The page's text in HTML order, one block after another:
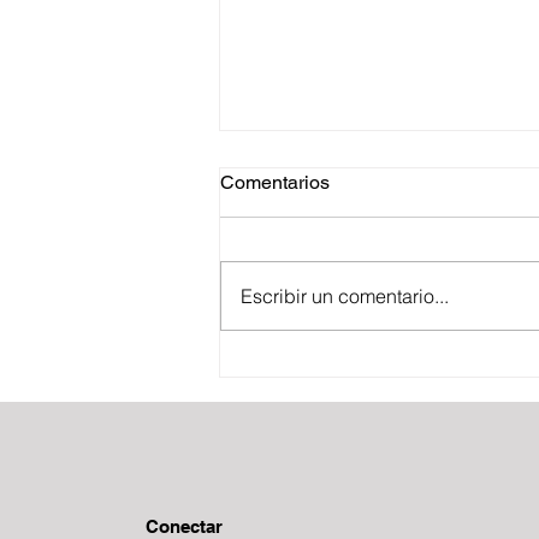
Comentarios
Escribir un comentario...
Conectar